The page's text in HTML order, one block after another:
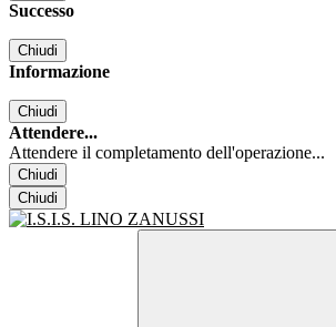
Successo
Chiudi
Informazione
Chiudi
Attendere...
Attendere il completamento dell'operazione...
Chiudi
Chiudi